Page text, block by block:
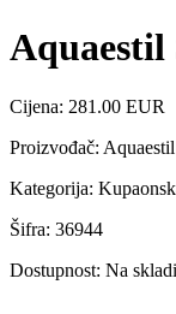
Aquaestil
Cijena: 281.00 EUR
Proizvođač: Aquaestil
Kategorija:
Šifra: 36944
Dostupnost: Na